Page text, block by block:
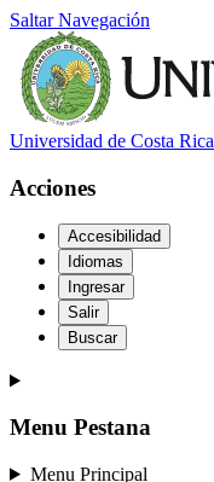
Saltar Navegación
Universidad de Costa Rica
Acciones
Accesibilidad
Idiomas
Ingresar
Salir
Buscar
Menu Pestana
Menu Principal